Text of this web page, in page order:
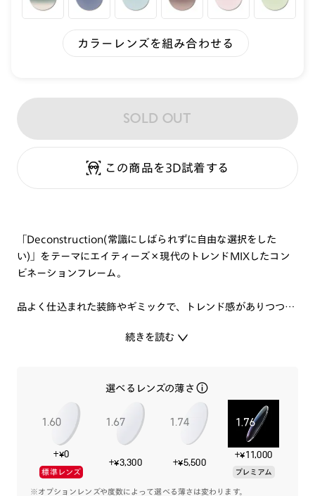
カラーレンズを組み合わせる
SOLD OUT
この商品を3D試着する
「Deconstruction(常識にしばられずに自由な選択をした
い)」をテーマにエイティーズ×現代のトレンドMIXしたコン
ビネーションフレーム。
品よく仕込まれた装飾やギミックで、トレンド感がありつつも
非オススメしたいメガネです。
続きを読む
選べるレンズの薄さ
+¥0
標準レンズ
+¥3,300 +¥5,500
+¥11,000
プレミアム
※オプションレンズや度数によって選べる薄さは変わります。